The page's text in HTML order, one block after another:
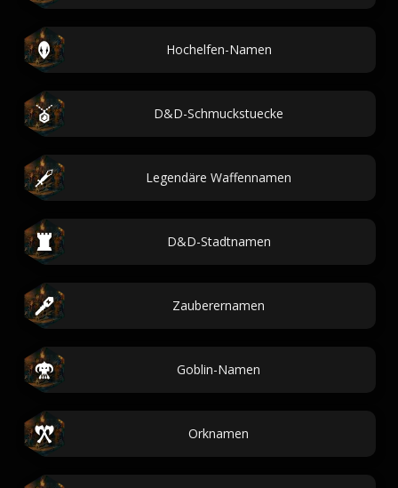
Hochelfen-Namen
D&D-Schmuckstuecke
Legendäre Waffennamen
D&D-Stadtnamen
Zauberernamen
Goblin-Namen
Orknamen